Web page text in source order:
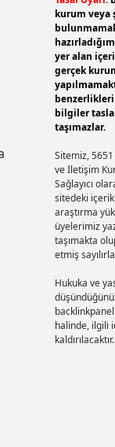
kurum veya
yer alan
gerçek
bilgiler
taşımazlar.
Sitemiz, 5651
ve İletişim
Sağlayıcı
sitedeki
araştırma
üyelerimiz
taşımakta
etmiş
Hukuka ve
halinde, ilgili
kaldırılacaktır.